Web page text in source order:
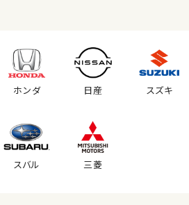
ホンダ 日産 スズキ
スバル 三菱